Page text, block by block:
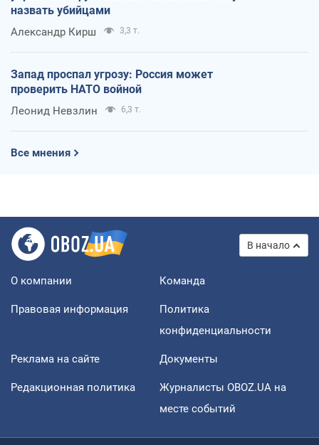
назвать убийцами
Александр Кирш 3,3 т.
Запад проспал угрозу: Россия может
проверить НАТО войной
Леонид Невзлин 6,3 т.
Все мнения
В начало
О компании Команда
Правовая информация
Политика
конфиденциальности
Реклама на сайте Документы
Редакционная политика
Журналисты OBOZ.UA на
месте событий